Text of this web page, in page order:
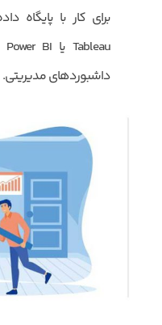
داشبوردهای مدیریتی.